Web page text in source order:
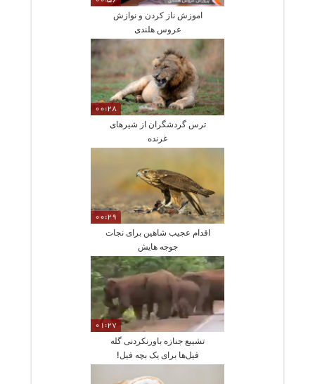
اموزش ناز کردن و نوازش
عروس هلندی
00:28
ترس گردشگران از شیرهای
غرنده
00:29
اقدام عجیب شاهین برای نجات
جوجه هایش
01:27
تشییع جنازه باورنکردنی گله
فیل‌ها برای یک بچه فیل!